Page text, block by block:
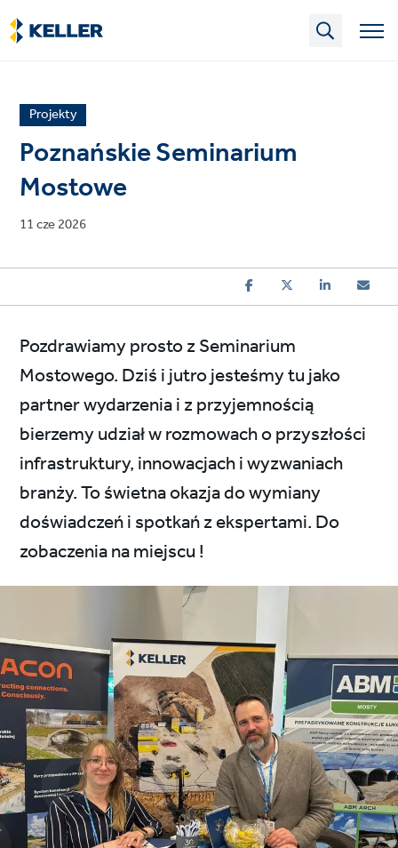
Skip
to
main
News
article
category
Projekty
Poznańskie Seminarium
Mostowe
Published
11 cze 2026
Pozdrawiamy prosto z Seminarium
Mostowego. Dziś i jutro jesteśmy tu jako
partner wydarzenia i z przyjemnością
bierzemy udział w rozmowach o przyszłości
infrastruktury, innowacjach i wyzwaniach
branży. To świetna okazja do wymiany
doświadczeń i spotkań z ekspertami. Do
zobaczenia na miejscu !